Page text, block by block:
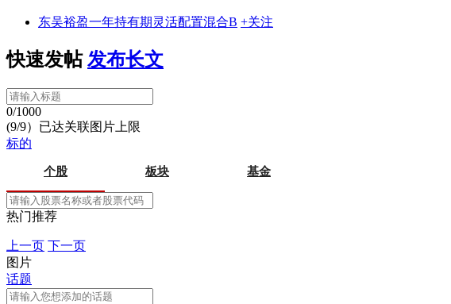
东吴裕盈一年持有期灵活配置混合B +关注
快速发帖 发布长文
0/1000
(9/9）已达关联图片上限
标的
个股 板块 基金
热门推荐
上一页 下一页
图片
话题